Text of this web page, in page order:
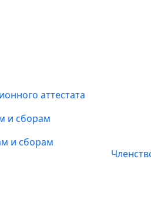
аттестата
и сборам
и сборам